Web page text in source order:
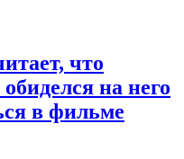
что
на него
в фильме